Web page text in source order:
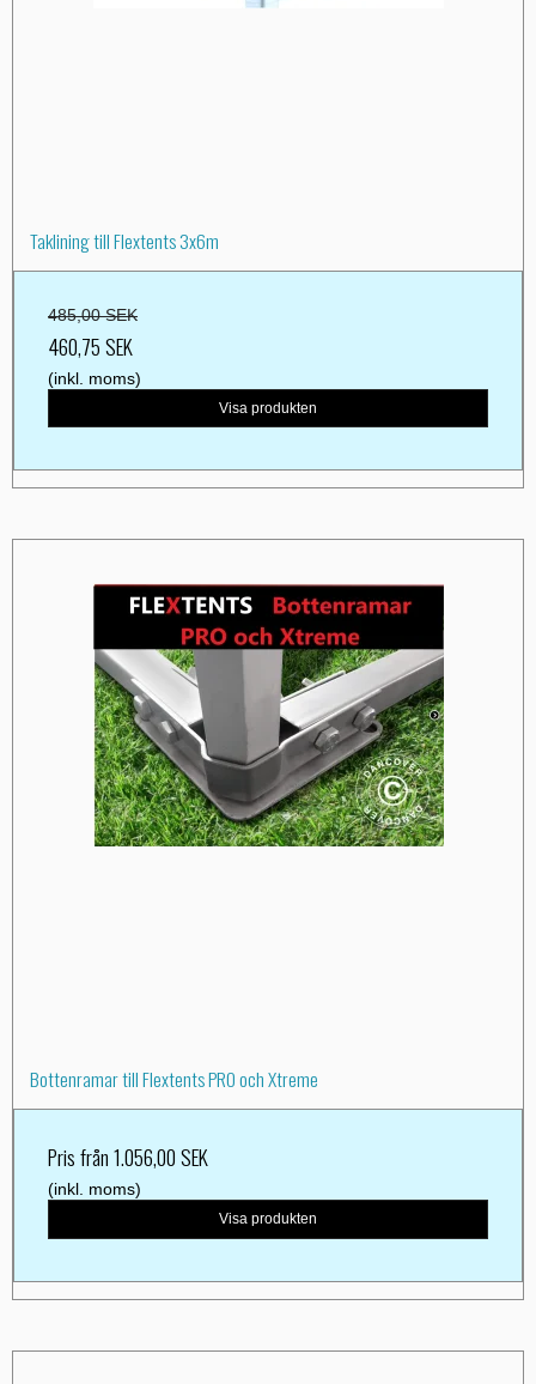
Taklining till Flextents 3x6m
485,00 SEK
460,75 SEK
(inkl. moms)
Visa produkten
Bottenramar till Flextents PRO och Xtreme
Pris från1.056,00 SEK
(inkl. moms)
Visa produkten